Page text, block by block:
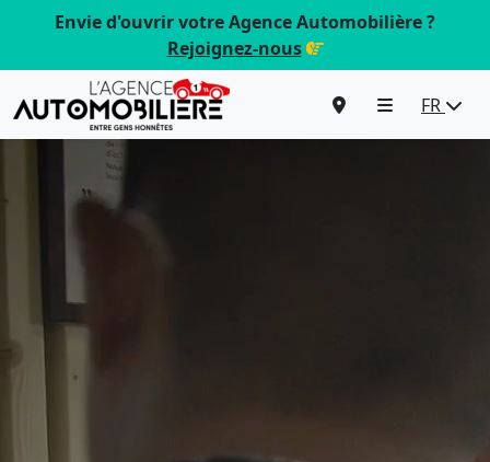
Envie d'ouvrir votre Agence Automobilière ?
Rejoignez-nous
FR